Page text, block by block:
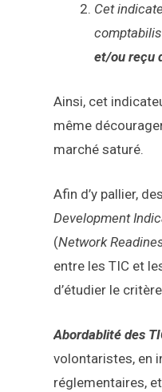
Cet
et/ou reçu
Ainsi, cet
même
marché saturé.
Afin d’y pallier,
Development
(Network
entre les TIC et
d’étudier le critère
Abordablité des
volontaristes, en
réglementaires,